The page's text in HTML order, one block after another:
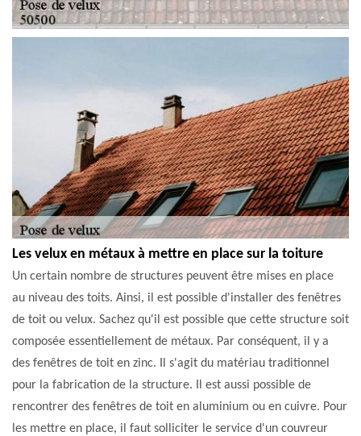
Les velux en métaux à mettre en place sur la toiture
Un certain nombre de structures peuvent être mises en place
au niveau des toits. Ainsi, il est possible d'installer des fenêtres
de toit ou velux. Sachez qu'il est possible que cette structure soit
composée essentiellement de métaux. Par conséquent, il y a
des fenêtres de toit en zinc. Il s'agit du matériau traditionnel
pour la fabrication de la structure. Il est aussi possible de
rencontrer des fenêtres de toit en aluminium ou en cuivre. Pour
les mettre en place, il faut solliciter le service d'un couvreur